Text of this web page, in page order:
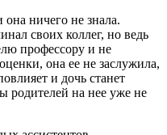
ничего не знала.
своих коллег, но ведь
профессору и не
она ее не заслужила,
и дочь станет
родителей на нее уже не